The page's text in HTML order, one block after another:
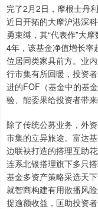
完了2月2日，摩根士丹
近日开拓的大摩沪港深
勇束缚，其“代表作”大
4年，该基金净值增长率
位居同类家具前方。业
行市集有所回暖，投资
进的FOF（基金中的基
验、能委果给投资者带
除了传统公募业务，外
市集的立异旅途。富达
边联袂打造的搭理互助
连系北银搭理旗下多只
基金多资产策略采选天
就智商构建有用散播风
捉逾额收益，匡助投资